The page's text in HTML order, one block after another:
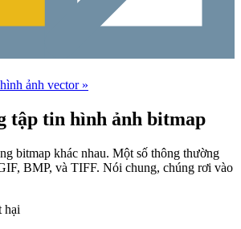
ảnh vector »
tập tin hình ảnh bitmap
bitmap khác nhau. Một số thông thường
BMP, và TIFF. Nói chung, chúng rơi vào
hại